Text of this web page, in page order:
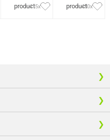
product415x product450x